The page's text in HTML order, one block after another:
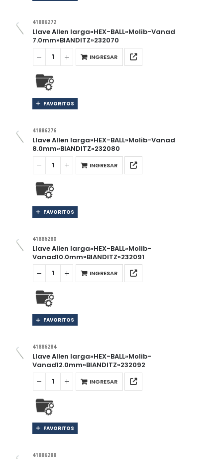
41886272
Llave Allen larga»HEX-BALL»Molib-Vanad
7.0mm»BIANDITZ»232070
INGRESAR
FAVORITOS
41886276
Llave Allen larga»HEX-BALL»Molib-Vanad
8.0mm»BIANDITZ»232080
INGRESAR
FAVORITOS
41886280
Llave Allen larga»HEX-BALL»Molib-
Vanad10.0mm»BIANDITZ»232091
INGRESAR
FAVORITOS
41886284
Llave Allen larga»HEX-BALL»Molib-
Vanad12.0mm»BIANDITZ»232092
INGRESAR
FAVORITOS
41886288